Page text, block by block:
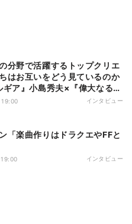
分野で活躍するトップクリエ
はお互いをどう見ているのか
ギア』小島秀夫×『偉大なる、
ん』万城目学
インタビュー
「楽曲作りはドラクエやFFと
インタビュー